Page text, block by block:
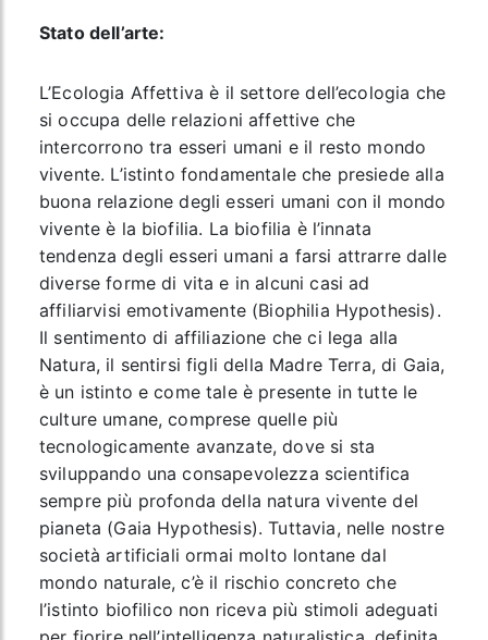
Stato dell’arte:
L’Ecologia Affettiva è il settore dell’ecologia che
si occupa delle relazioni affettive che
intercorrono tra esseri umani e il resto mondo
vivente. L’istinto fondamentale che presiede alla
buona relazione degli esseri umani con il mondo
vivente è la biofilia. La biofilia è l’innata
tendenza degli esseri umani a farsi attrarre dalle
diverse forme di vita e in alcuni casi ad
affiliarvisi emotivamente (Biophilia Hypothesis).
Il sentimento di affiliazione che ci lega alla
Natura, il sentirsi figli della Madre Terra, di Gaia,
è un istinto e come tale è presente in tutte le
culture umane, comprese quelle più
tecnologicamente avanzate, dove si sta
sviluppando una consapevolezza scientifica
sempre più profonda della natura vivente del
pianeta (Gaia Hypothesis). Tuttavia, nelle nostre
società artificiali ormai molto lontane dal
mondo naturale, c’è il rischio concreto che
l’istinto biofilico non riceva più stimoli adeguati